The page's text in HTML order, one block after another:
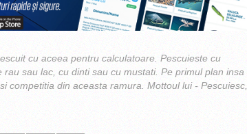
cu aceea pentru calculatoare. Pescuieste cu
sau lac, cu dinti sau cu mustati. Pe primul plan insa
competitia din aceasta ramura. Mottoul lui - Pescuiesc,